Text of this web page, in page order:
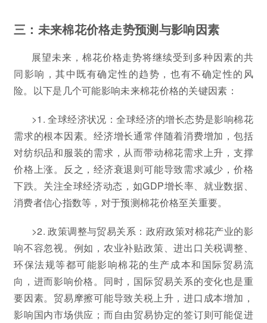
三：未来棉花价格走势预测与影响因素
展望未来，棉花价格走势将继续受到多种因素的共
同影响，其中既有确定性的趋势，也有不确定性的风
险。以下是几个可能影响未来棉花价格的关键因素：
>1. 全球经济状况：全球经济的增长态势是影响棉花
需求的根本因素。经济增长通常伴随着消费增加，包括
对纺织品和服装的需求，从而带动棉花需求上升，支撑
价格上涨。反之，经济衰退则可能导致需求减少，价格
下跌。关注全球经济动态，如GDP增长率、就业数据、
消费者信心指数等，对于预测棉花价格至关重要。
>2. 政策调整与贸易关系：政府政策对棉花产业的影
响不容忽视。例如，农业补贴政策、进出口关税调整、
环保法规等都可能影响棉花的生产成本和国际贸易流
向，进而影响价格。同时，国际贸易关系的变化也是重
要因素。贸易摩擦可能导致关税上升，进口成本增加，
影响国内市场供应；而自由贸易协定的签订则可能促进